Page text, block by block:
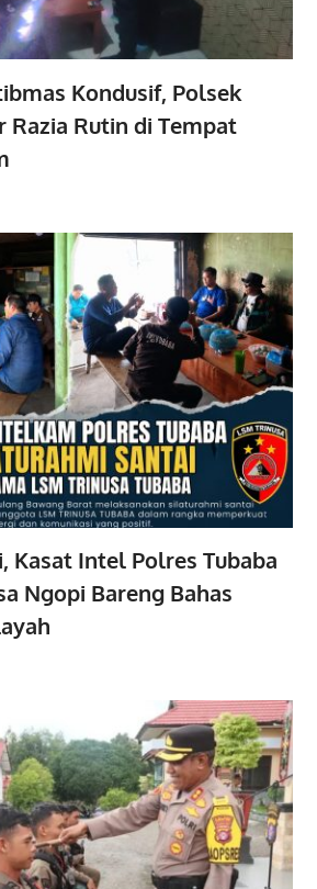
Kondusif, Polsek
Razia Rutin di Tempat
Kasat Intel Polres Tubaba
Ngopi Bareng Bahas